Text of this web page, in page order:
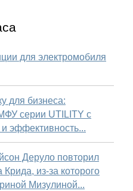
для электромобиля
для бизнеса:
серии UTILITY с
эффективность...
Деруло повторил
из-за которого
Мизулиной...